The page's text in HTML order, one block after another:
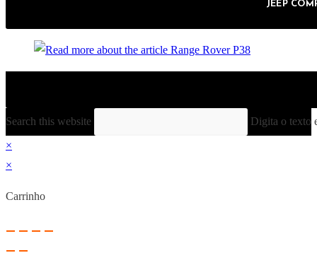
Search this website
Digita o texto
×
×
Carrinho